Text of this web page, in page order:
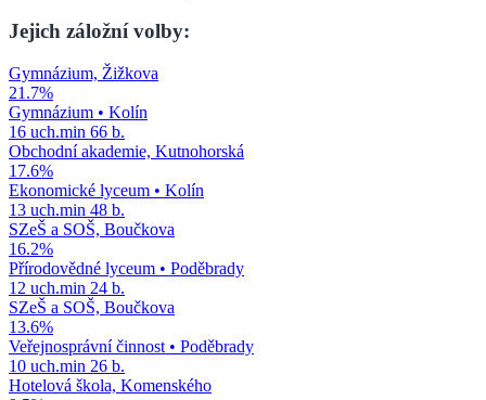
Jejich záložní volby:
Gymnázium, Žižkova
21.7%
Gymnázium • Kolín
16 uch.min 66 b.
Obchodní akademie, Kutnohorská
17.6%
Ekonomické lyceum • Kolín
13 uch.min 48 b.
SZeŠ a SOŠ, Boučkova
16.2%
Přírodovědné lyceum • Poděbrady
12 uch.min 24 b.
SZeŠ a SOŠ, Boučkova
13.6%
Veřejnosprávní činnost • Poděbrady
10 uch.min 26 b.
Hotelová škola, Komenského